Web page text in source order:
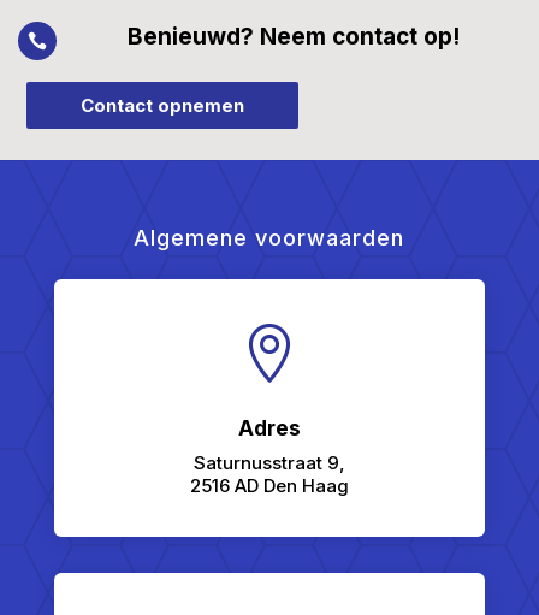
 Benieuwd? Neem contact op!
Contact opnemen
Algemene voorwaarden

Adres
Saturnusstraat 9,
2516 AD Den Haag